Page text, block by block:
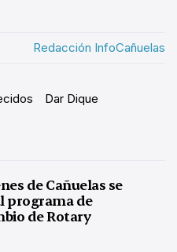
Redacción InfoCañuelas
Dar Dique
de Cañuelas se
programa de
de Rotary